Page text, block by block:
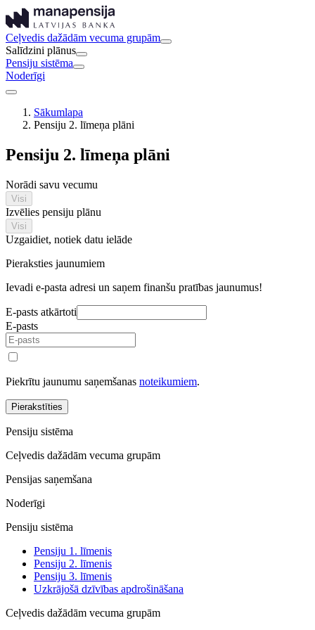
Ceļvedis dažādām vecuma grupām
Salīdzini plānus
Pensiju sistēma
Noderīgi
Sākumlapa
Pensiju 2. līmeņa plāni
Pensiju 2. līmeņa plāni
Norādi savu vecumu
Visi
Izvēlies pensiju plānu
Visi
Uzgaidiet, notiek datu ielāde
Pieraksties jaunumiem
Ievadi e-pasta adresi un saņem finanšu pratības jaunumus!
E-pasts atkārtoti
E-pasts
Piekrītu jaunumu saņemšanas noteikumiem.
Pierakstīties
Pensiju sistēma
Ceļvedis dažādām vecuma grupām
Pensijas saņemšana
Noderīgi
Pensiju sistēma
Pensiju 1. līmenis
Pensiju 2. līmenis
Pensiju 3. līmenis
Uzkrājošā dzīvības apdrošināšana
Ceļvedis dažādām vecuma grupām